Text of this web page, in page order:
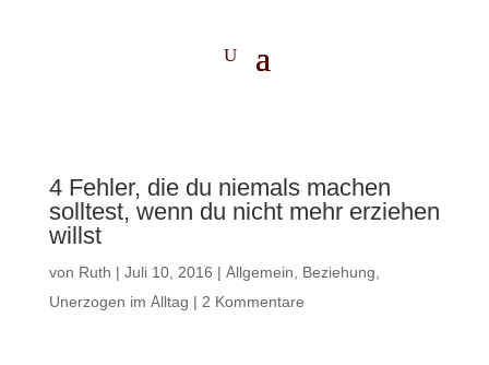
4 Fehler, die du niemals machen
solltest, wenn du nicht mehr erziehen
willst
von Ruth | Juli 10, 2016 | Allgemein Beziehung
Unerzogen im Alltag | 2 Kommentare